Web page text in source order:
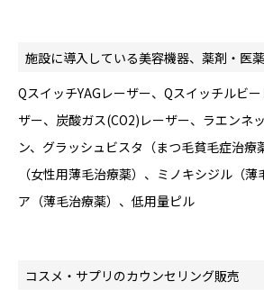
施設に導入している美容機器、薬剤・医
QスイッチYAGレーザー、Qスイッチルビ
ザー、炭酸ガス(CO2)レーザー、ラエンネ
ン、グラッシュビスタ（まつ毛貧毛症治療
（女性用薄毛治療薬）、ミノキシジル（
ア（薄毛治療薬）、低用量ピル
コスメ・サプリのカウンセリング販売